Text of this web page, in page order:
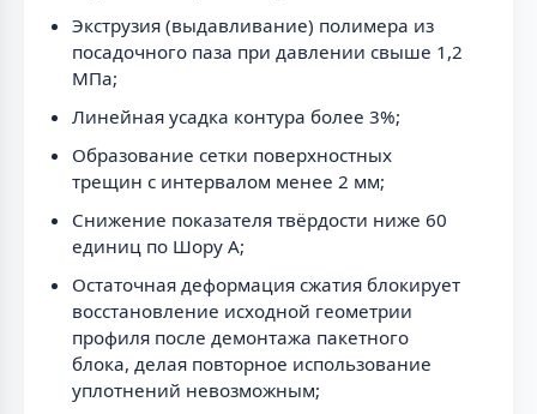
Экструзия (выдавливание) полимера из
посадочного паза при давлении свыше 1,2
МПа;
Линейная усадка контура более 3%;
Образование сетки поверхностных
трещин с интервалом менее 2 мм;
Снижение показателя твёрдости ниже 60
единиц по Шору А;
Остаточная деформация сжатия блокирует
восстановление исходной геометрии
профиля после демонтажа пакетного
блока, делая повторное использование
уплотнений невозможным;